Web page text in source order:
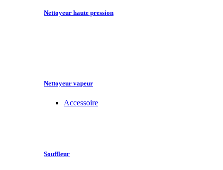
Nettoyeur haute pression
Nettoyeur vapeur
Accessoire
Souffleur